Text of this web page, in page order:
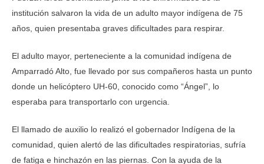
institución salvaron la vida de un adulto mayor indígena de 75
años, quien presentaba graves dificultades para respirar.
El adulto mayor, perteneciente a la comunidad indígena de
Amparradó Alto, fue llevado por sus compañeros hasta un punto
donde un helicóptero UH-60, conocido como “Ángel”, lo
esperaba para transportarlo con urgencia.
El llamado de auxilio lo realizó el gobernador Indígena de la
comunidad, quien alertó de las dificultades respiratorias, sufría
de fatiga e hinchazón en las piernas. Con la ayuda de la